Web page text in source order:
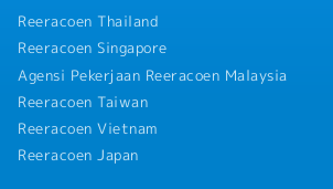
Reeracoen Thailand
Reeracoen Singapore
Agensi Pekerjaan Reeracoen Malaysia
Reeracoen Taiwan
Reeracoen Vietnam
Reeracoen Japan